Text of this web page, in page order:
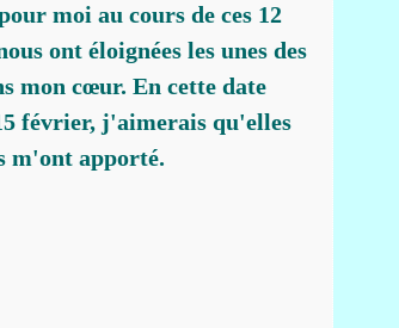
moi au cours de ces 12
ont éloignées les unes des
mon cœur. En cette date
février, j'aimerais qu'elles
m'ont apporté.